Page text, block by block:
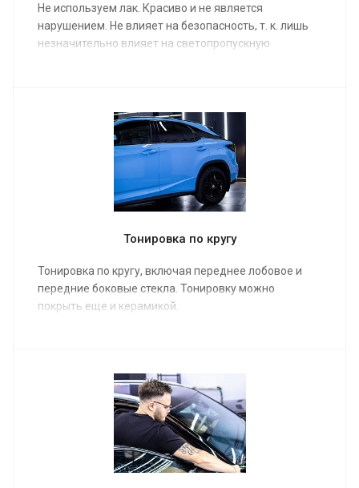
Не используем лак. Красиво и не является
нарушением. Не влияет на безопасность, т. к. лишь
незначительно влияет на светопропускную
Тонировка по кругу
Тонировка по кругу, включая переднее лобовое и
передние боковые стекла. Тонировку можно
покрыть еще и керамикой.